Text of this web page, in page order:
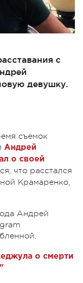
с
девушку.
съемок
Андрей
о своей
что расстался
Крамаренко,
Андрей
о смерти